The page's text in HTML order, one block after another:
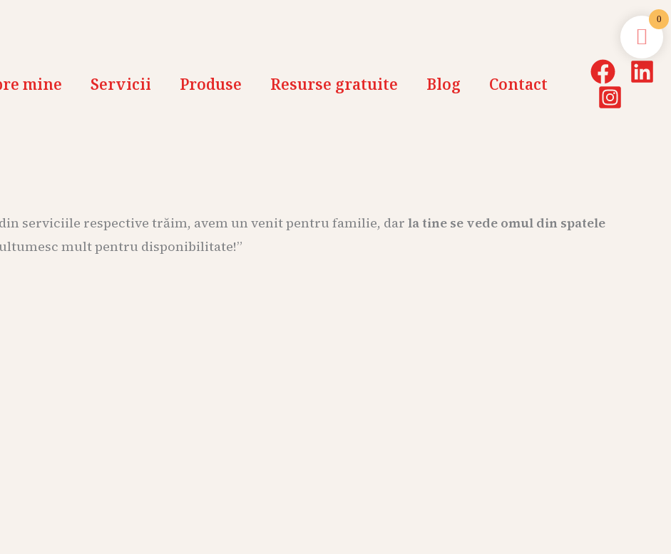
mine Servicii Produse Resurse gratuite Blog Contact
serviciile respective trăim, avem un venit pentru familie, dar la tine se vede omul din spatele
mult pentru disponibilitate!”
0